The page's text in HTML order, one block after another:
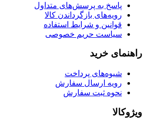
پاسخ به پرسش‌های متداول
رویه‌های بازگرداندن کالا
قوانین و شرایط استفاده
سیاست حریم خصوصی
راهنمای خرید
شیوه‌های پرداخت
رویه ارسال سفارش
نحوه ثبت سفارش
ویژوکالا